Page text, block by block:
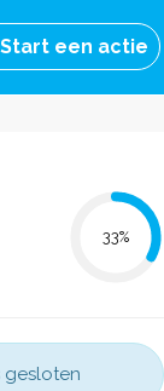
Start een actie
33%
gesloten